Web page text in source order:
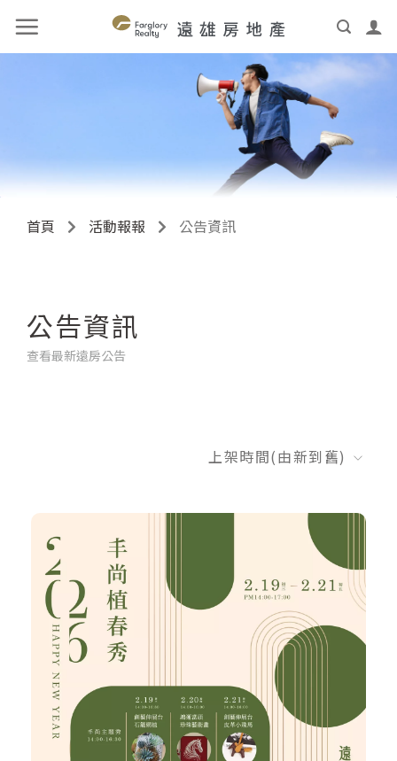
首頁 活動報報 公告資訊
公告資訊
查看最新遠房公告
上架時間(由新到舊)